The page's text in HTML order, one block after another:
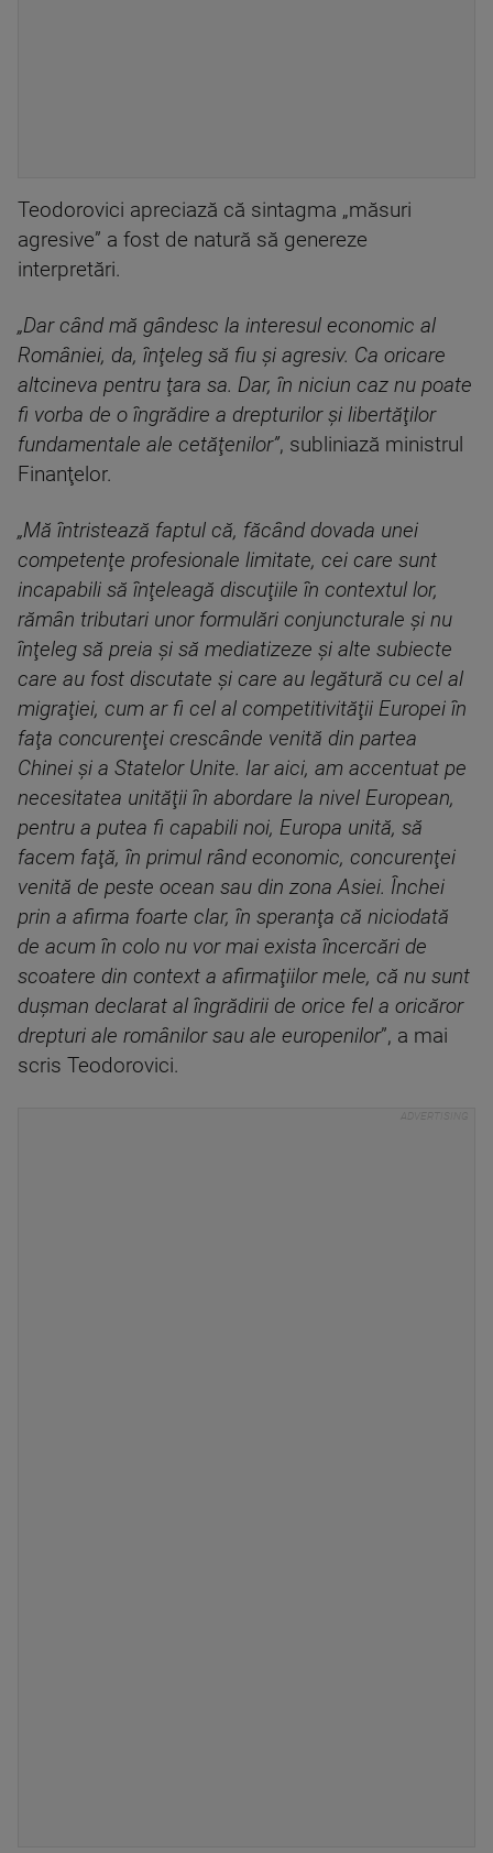
Teodorovici apreciază că sintagma „măsuri
agresive” a fost de natură să genereze
interpretări.
„Dar când mă gândesc la interesul economic al
României, da, înţeleg să fiu şi agresiv. Ca oricare
altcineva pentru ţara sa. Dar, în niciun caz nu poate
fi vorba de o îngrădire a drepturilor şi libertăţilor
fundamentale ale cetăţenilor”, subliniază ministrul
Finanţelor.
„Mă întristează faptul că, făcând dovada unei
competenţe profesionale limitate, cei care sunt
incapabili să înţeleagă discuţiile în contextul lor,
rămân tributari unor formulări conjuncturale şi nu
înţeleg să preia şi să mediatizeze şi alte subiecte
care au fost discutate şi care au legătură cu cel al
migraţiei, cum ar fi cel al competitivităţii Europei în
faţa concurenţei crescânde venită din partea
Chinei şi a Statelor Unite. Iar aici, am accentuat pe
necesitatea unităţii în abordare la nivel European,
pentru a putea fi capabili noi, Europa unită, să
facem faţă, în primul rând economic, concurenţei
venită de peste ocean sau din zona Asiei. Închei
prin a afirma foarte clar, în speranţa că niciodată
de acum în colo nu vor mai exista încercări de
scoatere din context a afirmaţiilor mele, că nu sunt
duşman declarat al îngrădirii de orice fel a oricăror
drepturi ale românilor sau ale europenilor”, a mai
scris Teodorovici.